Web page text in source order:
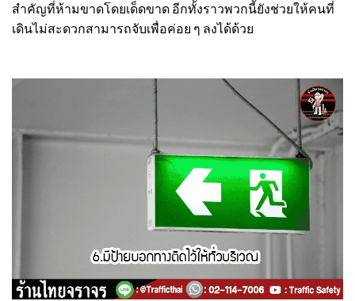
สำคัญที่ห้ามขาดโดยเด็ดขาด อีกทั้งราวพวกนี้ยังช่วยให้คนที่
เดินไม่สะดวกสามารถจับเพื่อค่อย ๆ ลงได้ด้วย